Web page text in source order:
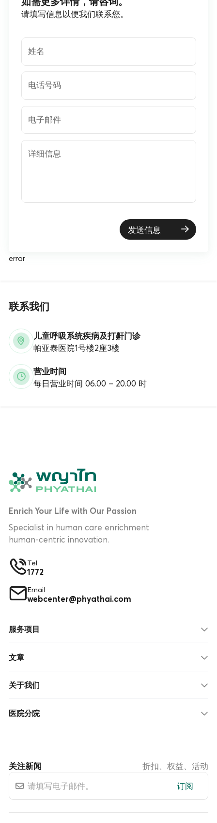
请填写信息以便我们联系您。
姓名
电话号码
电子邮件
详细信息
发送信息
error
联系我们
儿童呼吸系统疾病及打鼾门诊
帕亚泰医院1号楼2座3楼
营业时间
每日营业时间 06.00 – 20.00 时
Enrich Your Life with Our Passion
Specialist in human care enrichment
human-centric innovation.
Tel
1772
Email
webcenter@phyathai.com
服务项目
文章
关于我们
医院分院
关注新闻
折扣、权益、活动
订阅